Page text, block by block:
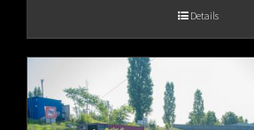
€80.00
Details